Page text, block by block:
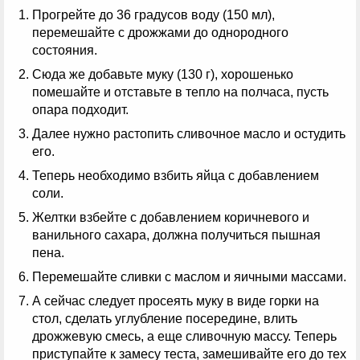
Прогрейте до 36 градусов воду (150 мл),
перемешайте с дрожжами до однородного
состояния.
Сюда же добавьте муку (130 г), хорошенько
помешайте и отставьте в тепло на полчаса, пусть
опара подходит.
Далее нужно растопить сливочное масло и остудить
его.
Теперь необходимо взбить яйца с добавлением
соли.
Желтки взбейте с добавлением коричневого и
ванильного сахара, должна получиться пышная
пена.
Перемешайте сливки с маслом и яичными массами.
А сейчас следует просеять муку в виде горки на
стол, сделать углубление посередине, влить
дрожжевую смесь, а еще сливочную массу. Теперь
приступайте к замесу теста, замешивайте его до тех